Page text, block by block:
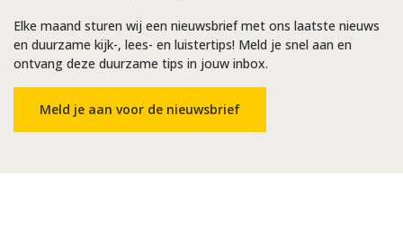
Elke maand sturen wij een nieuwsbrief met ons laatste nieuws
en duurzame kijk-, lees- en luistertips! Meld je snel aan en
ontvang deze duurzame tips in jouw inbox.
Meld je aan voor de nieuwsbrief